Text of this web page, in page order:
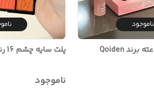
ناموجود
پلت سایه چشم 16 رنگ برند miss Lara
ناموجود